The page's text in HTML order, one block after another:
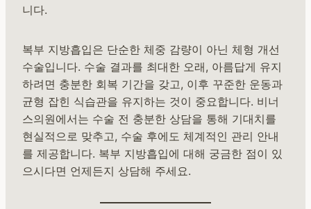
니다.
복부 지방흡입은 단순한 체중 감량이 아닌 체형 개선
수술입니다. 수술 결과를 최대한 오래, 아름답게 유지
하려면 충분한 회복 기간을 갖고, 이후 꾸준한 운동과
균형 잡힌 식습관을 유지하는 것이 중요합니다. 비너
스의원에서는 수술 전 충분한 상담을 통해 기대치를
현실적으로 맞추고, 수술 후에도 체계적인 관리 안내
를 제공합니다. 복부 지방흡입에 대해 궁금한 점이 있
으시다면 언제든지 상담해 주세요.